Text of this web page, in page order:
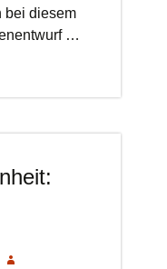
bei diesem
…